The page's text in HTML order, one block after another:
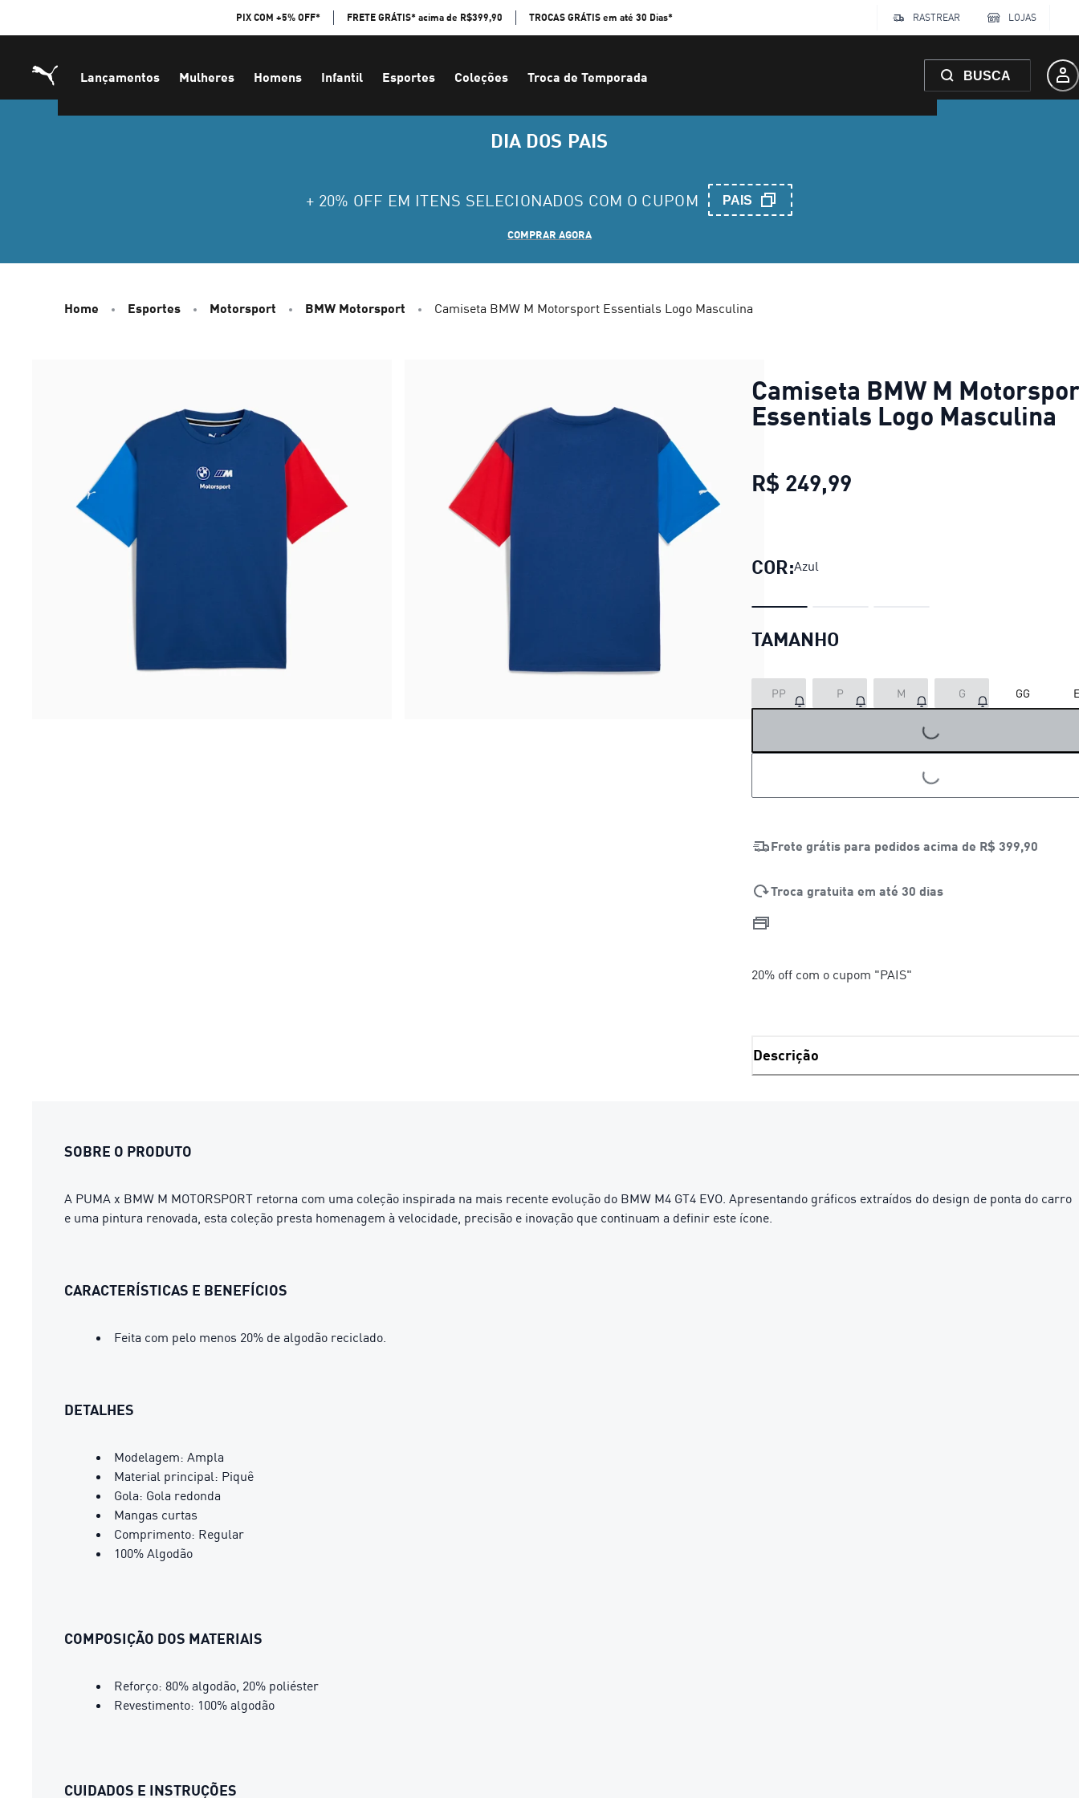
PIX COM +5% OFF* FRETE GRÁTIS* acima de R$399,90 TROCAS GRÁTIS em até 30 Dias* RASTREAR LOJAS
Lançamentos Mulheres Homens Infantil Esportes Coleções Troca de Temporada BUSCA
DIA DOS PAIS
+ 20% OFF EM ITENS SELECIONADOS COM O CUPOM PAIS
COMPRAR AGORA
Home Esportes Motorsport BMW Motorsport Camiseta BMW M Motorsport Essentials Logo Masculina
Camiseta BMW M
Essentials Logo Masculina
R$ 249,99
COR:Azul
TAMANHO
PP P M G GG
LOADING...
LOADING...
Frete grátis para pedidos acima de R$ 399,90
Troca gratuita em até 30 dias
20% off com o cupom "PAIS"
Descrição
SOBRE O PRODUTO
A PUMA x BMW M MOTORSPORT retorna com uma coleção inspirada na mais recente evolução do BMW M4 GT4 EVO. Apresentando gráficos extraídos do design de ponta do carro
e uma pintura renovada, esta coleção presta homenagem à velocidade, precisão e inovação que continuam a definir este ícone.
CARACTERÍSTICAS E BENEFÍCIOS
Feita com pelo menos 20% de algodão reciclado.
DETALHES
Modelagem: Ampla
Material principal: Piquê
Gola: Gola redonda
Mangas curtas
Comprimento: Regular
100% Algodão
COMPOSIÇÃO DOS MATERIAIS
Reforço: 80% algodão, 20% poliéster
Revestimento: 100% algodão
CUIDADOS E INSTRUÇÕES